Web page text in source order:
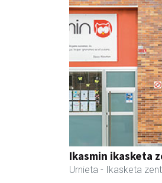
Ikasmin ikasketa
Urnieta - Ikasketa